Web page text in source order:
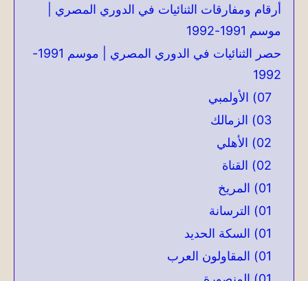
أرقام ومفارقات الثنائيات في الدوري المصري |
موسم 1991-1992
حصر الثنائيات في الدوري المصري | موسم 1991-
1992
07) الأولمبي
03) الزمالك
02) الأهلي
02) القناة
01) المريخ
01) الترسانة
01) السكة الحديد
01) المقاولون العرب